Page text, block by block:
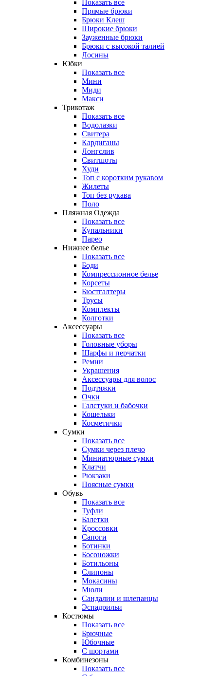
Показать все
Прямые брюки
Брюки Клеш
Широкие брюки
Зауженные брюки
Брюки с высокой талией
Лосины
Юбки
Показать все
Мини
Миди
Макси
Трикотаж
Показать все
Водолазки
Свитера
Кардиганы
Лонгслив
Свитшоты
Худи
Топ с коротким рукавом
Жилеты
Топ без рукава
Поло
Пляжная Одежда
Показать все
Купальники
Парео
Нижнее белье
Показать все
Боди
Компрессионное белье
Корсеты
Бюстгалтеры
Трусы
Комплекты
Колготки
Аксессуары
Показать все
Головные уборы
Шарфы и перчатки
Ремни
Украшения
Аксессуары для волос
Подтяжки
Очки
Галстуки и бабочки
Кошельки
Косметички
Сумки
Показать все
Сумки через плечо
Миниатюрные cумки
Клатчи
Рюкзаки
Поясные сумки
Обувь
Показать все
Туфли
Балетки
Кроссовки
Сапоги
Ботинки
Босоножки
Ботильоны
Слипоны
Мокасины
Мюли
Сандалии и шлепанцы
Эспадрильи
Костюмы
Показать все
Брючные
Юбочные
С шортами
Комбинезоны
Показать все